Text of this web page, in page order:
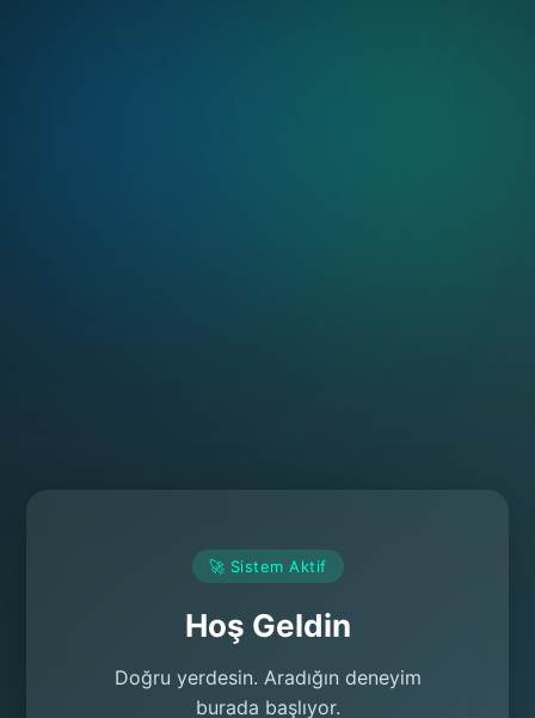
🚀 Sistem Aktif
Hoş Geldin
Doğru yerdesin. Aradığın deneyim
burada başlıyor.